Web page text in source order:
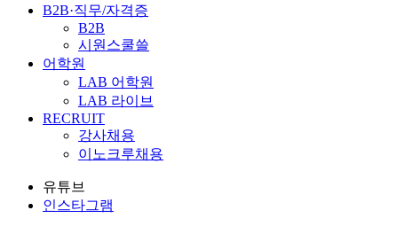
B2B·직무/자격증
B2B
시원스쿨쓸
어학원
LAB 어학원
LAB 라이브
RECRUIT
강사채용
이노크루채용
유튜브
인스타그램